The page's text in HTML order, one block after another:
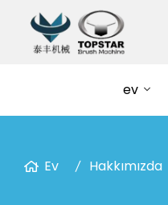
ev
Ev Hakkımızda